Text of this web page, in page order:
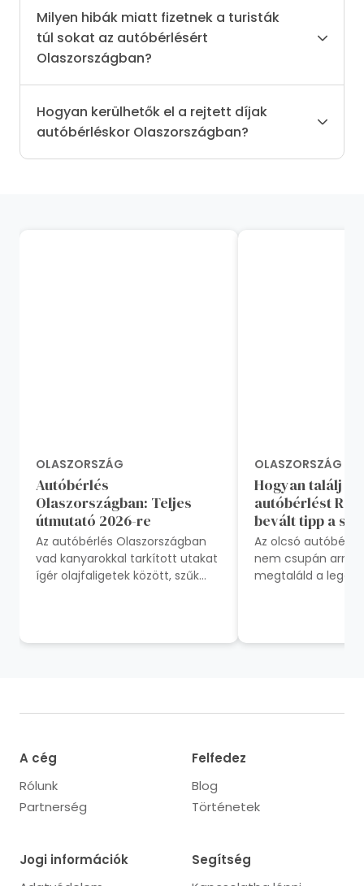
Milyen hibák miatt fizetnek a turisták
túl sokat az autóbérlésért
Olaszországban?
Hogyan kerülhetők el a rejtett díjak
autóbérléskor Olaszországban?
OLASZORSZÁG
Autóbérlés
Olaszországban: Teljes
útmutató 2026-re
Az autóbérlés Olaszországban
vad kanyarokkal tarkított utakat
ígér olajfaligetek között, szűk
OLASZORSZÁG
Hogyan találj
autóbérlést
bevált tipp a
Az olcsó
nem csupán arról
megtaláld a
A cég
Rólunk
Partnerség
Felfedez
Blog
Történetek
Jogi információk
Segítség